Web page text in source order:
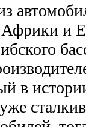
Африки и
в